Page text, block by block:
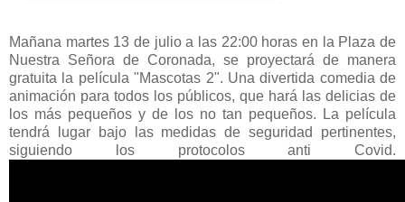
Mañana martes 13 de julio a las 22:00 horas en la Plaza de
Nuestra Señora de Coronada, se proyectará de manera
gratuita la película "Mascotas 2". Una divertida comedia de
animación para todos los públicos, que hará las delicias de
los más pequeños y de los no tan pequeños. La película
tendrá lugar bajo las medidas de seguridad pertinentes,
siguiendo los protocolos anti Covid.